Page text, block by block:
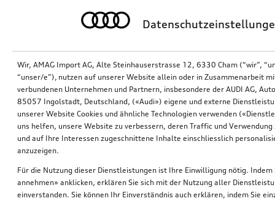
Wir, AMAG Import AG, Alte Steinhauserstrasse 12, 6330 Cham (“wir”,
“unser/e”), nutzen auf unserer Website allein oder in Zusammenarbeit
verbundenen Unternehmen und Partnern, insbesondere der AUDI AG,
85057 Ingolstadt, Deutschland, («Audi») eigene und externe
unserer Website Cookies und ähnliche Technologien verwenden
uns helfen, unsere Website zu verbessern, deren Traffic und Verwendung
und auf Ihre Interessen zugeschnittene Inhalte einschliesslich
anzuzeigen.
Für die Nutzung dieser Dienstleistungen ist Ihre Einwilligung nötig. Indem
annehmen» anklicken, erklären Sie sich mit der Nutzung aller
einverstanden. Sie können Ihr Einverständnis auch erklären, indem Sie